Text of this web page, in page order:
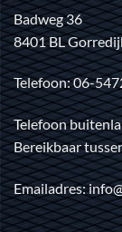
Badweg 36
8401 BL
Telefoon: 06-
Telefoon
Bereikbaar
Emailadres: